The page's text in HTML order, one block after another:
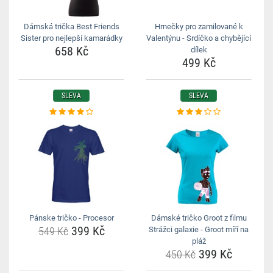
Dámská trička Best Friends
Sister pro nejlepší kamarádky
658 Kč
Hrnečky pro zamilované k
Valentýnu - Srdíčko a chybějící
dílek
499 Kč
SLEVA
Pánske tričko - Procesor
549 Kč399 Kč
SLEVA
Dámské tričko Groot z filmu
Strážci galaxie - Groot míří na
pláž
450 Kč399 Kč